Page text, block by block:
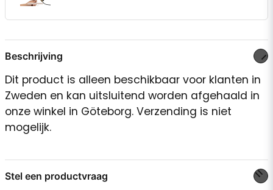
Beschrijving
Dit product is alleen beschikbaar voor klanten in
Zweden en kan uitsluitend worden afgehaald in
onze winkel in Göteborg. Verzending is niet
mogelijk.
Stel een productvraag